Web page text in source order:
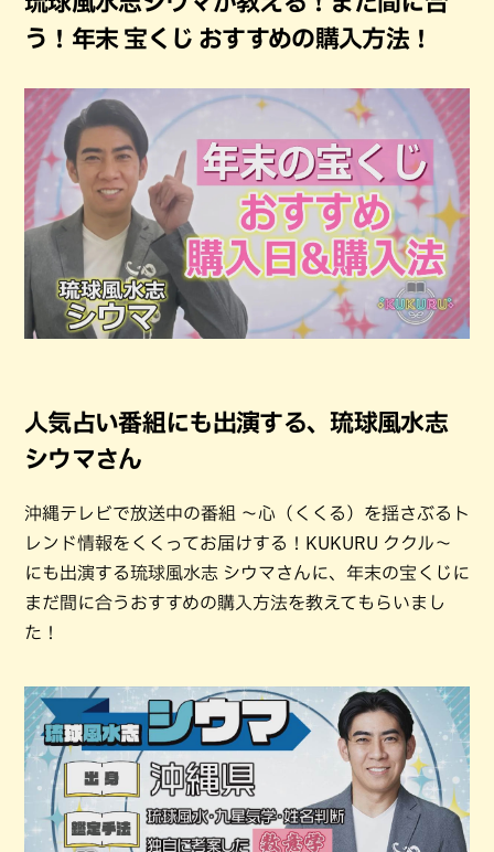
う！年末 宝くじ おすすめの購入方法！
人気占い番組にも出演する、琉球風水志
シウマさん
沖縄テレビで放送中の番組 〜心（くくる）を揺さぶるト
レンド情報をくくってお届けする！KUKURU ククル〜
にも出演する琉球風水志 シウマさんに、年末の宝くじに
まだ間に合うおすすめの購入方法を教えてもらいまし
た！